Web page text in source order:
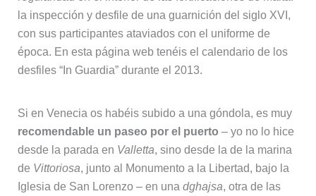
la inspección y desfile de una guarnición del siglo XVI,
con sus participantes ataviados con el uniforme de
época. En esta página web tenéis el calendario de los
desfiles “In Guardia” durante el 2013.
Si en Venecia os habéis subido a una góndola, es muy
recomendable un paseo por el puerto – yo no lo hice
desde la parada en Valletta, sino desde la de la marina
de Vittoriosa, junto al Monumento a la Libertad, bajo la
Iglesia de San Lorenzo – en una dghajsa, otra de las